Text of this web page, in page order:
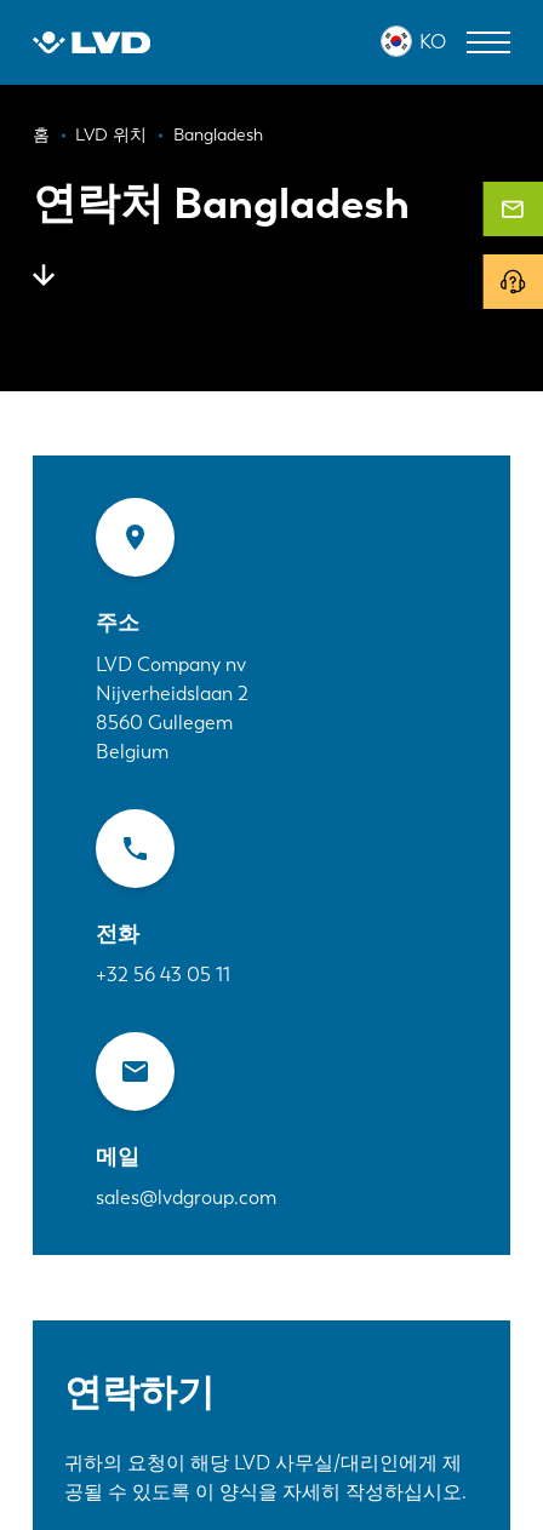
KO
이
동
경
로
홈 LVD 위치 Bangladesh
연락처 Bangladesh
주소
LVD Company nv
Nijverheidslaan 2
8560 Gullegem
Belgium
전화
+32 56 43 05 11
메일
sales@lvdgroup.com
연락하기
귀하의 요청이 해당 LVD 사무실/대리인에게 제
공될 수 있도록 이 양식을 자세히 작성하십시오.
레이저 커팅 머신
프레스 브레이크
펀치 프레스
소프트웨어
LVD 정보
LVD를발견하다
고객 사례
리소스 센터
산업 및 솔루션
문의